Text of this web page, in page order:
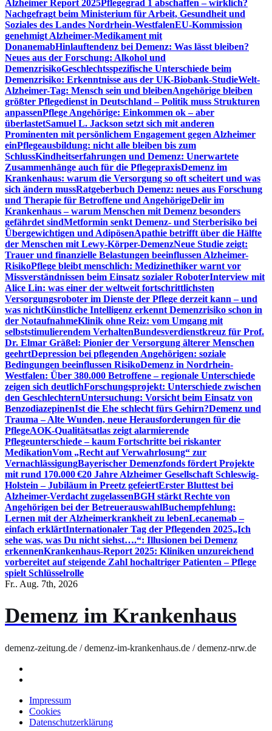
Alzheimer Report 2025Pflegegrad 1 abschaffen – wirklich?
Nachgefragt beim Ministerium für Arbeit, Gesundheit und
Soziales des Landes Nordrhein-WestfalenEU-Kommission
genehmigt Alzheimer-Medikament mit
DonanemabHinlauftendenz bei Demenz: Was lässt bleiben?
Neues aus der Forschung: Alkohol und
DemenzrisikoGeschlechtsspezifische Unterschiede beim
Demenzrisiko: Erkenntnisse aus der UK-Biobank-StudieWelt-
Alzheimer-Tag: Mensch sein und bleibenAngehörige bleiben
größter Pflegedienst in Deutschland – Politik muss Strukturen
anpassenPflege Angehörige: Einkommen ok – aber
überlastetSamuel L. Jackson setzt sich mit anderen
Prominenten mit persönlichem Engagement gegen Alzheimer
einPflegeausbildung: nicht alle bleiben bis zum
SchlussKindheitserfahrungen und Demenz: Unerwartete
Zusammenhänge auch für die PflegepraxisDemenz im
Krankenhaus: warum die Versorgung so oft scheitert und was
sich ändern mussRatgeberbuch Demenz: neues aus Forschung
und Therapie für Betroffene und AngehörigeDelir im
Krankenhaus – warum Menschen mit Demenz besonders
gefährdet sindMetformin senkt Demenz- und Sterberisiko bei
Übergewichtigen und AdipösenApathie betrifft über die Hälfte
der Menschen mit Lewy-Körper-DemenzNeue Studie zeigt:
Trauer und finanzielle Belastungen beeinflussen Alzheimer-
RisikoPflege bleibt menschlich: Medizinethiker warnt vor
Missverständnissen beim Einsatz sozialer RoboterInterview mit
Alice Lin: was einer der weltweit fortschrittlichsten
Versorgungsroboter im Dienste der Pflege derzeit kann – und
was nichtKünstliche Intelligenz erkennt Demenzrisiko schon in
der NotaufnahmeKlinik ohne Reiz: vom Umgang mit
selbststimulierendem VerhaltenBundesverdienstkreuz für Prof.
Dr. Elmar Gräßel: Pionier der Versorgung älterer Menschen
geehrtDepression bei pflegenden Angehörigen: soziale
Bedingungen beeinflussen RisikoDemenz in Nordrhein-
Westfalen: Über 380.000 Betroffene – regionale Unterschiede
zeigen sich deutlichForschungsprojekt: Unterschiede zwischen
den GeschlechternUntersuchung: Vorsicht beim Einsatz von
BenzodiazepinenIst die Ehe schlecht fürs Gehirn?Demenz und
Trauma – Alte Wunden, neue Herausforderungen für die
PflegeAOK-Qualitätsatlas zeigt alarmierende
Pflegeunterschiede – kaum Fortschritte bei riskanter
MedikationVom „Recht auf Verwahrlosung“ zur
VernachlässigungBayerischer Demenzfonds fördert Projekte
mit rund 170.000 €20 Jahre Alzheimer Gesellschaft Schleswig-
Holstein – Jubiläum in Preetz gefeiertErster Bluttest bei
Alzheimer-Verdacht zugelassenBGH stärkt Rechte von
Angehörigen bei der BetreuerauswahlBuchempfehlung:
Lernen mit der Alzheimerkrankheit zu lebenLecanemab –
einfach erklärtInternationaler Tag der Pflegenden 2025„Ich
sehe was, was Du nicht siehst….“: Illusionen bei Demenz
erkennenKrankenhaus-Report 2025: Kliniken unzureichend
vorbereitet auf steigende Zahl hochaltriger Patienten – Pflege
spielt Schlüsselrolle
Fr.. Aug. 7th, 2026
Demenz im Krankenhaus
demenz-zeitung.de / demenz-im-krankenhaus.de / demenz-nrw.de
Impressum
Cookies
Datenschutzerklärung